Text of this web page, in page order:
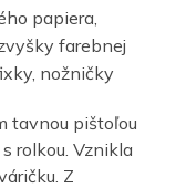
papiera,
farebnej
nožničky
tavnou pištoľou
rolkou. Vznikla
Z